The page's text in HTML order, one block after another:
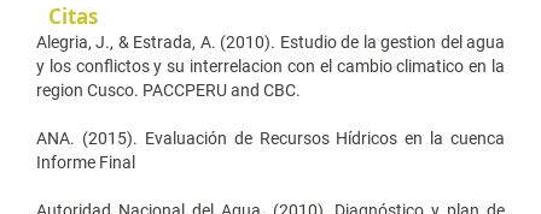
Citas
Alegria, J., & Estrada, A. (2010). Estudio de la gestion del agua
y los conflictos y su interrelacion con el cambio climatico en la
region Cusco. PACCPERU and CBC.
ANA. (2015). Evaluación de Recursos Hídricos en la cuenca
Informe Final